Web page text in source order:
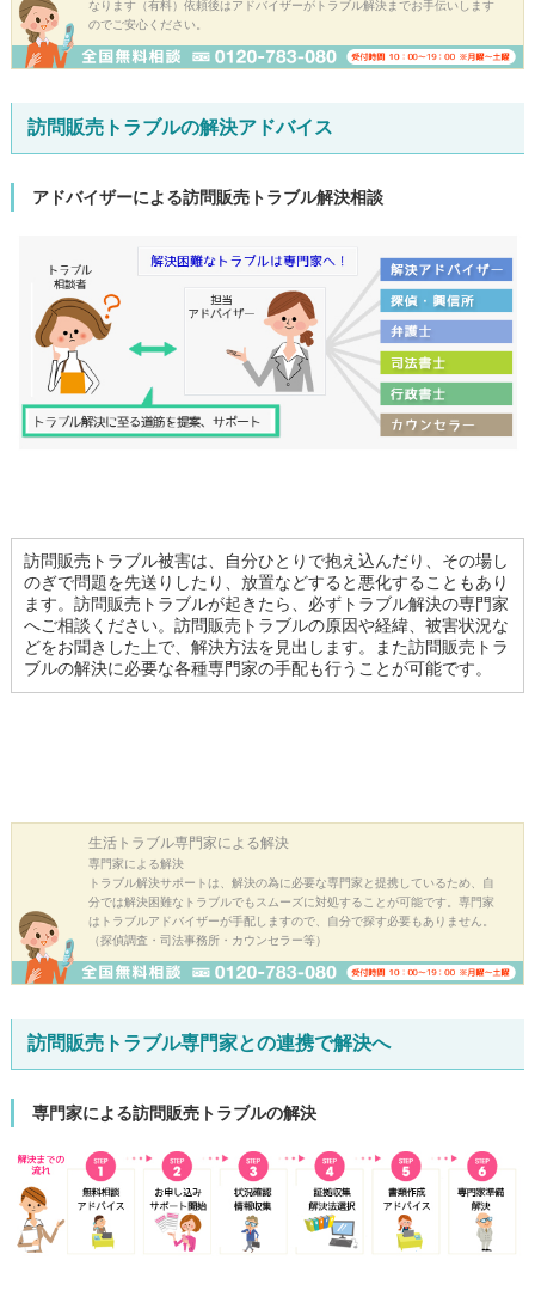
なります（有料）依頼後はアドバイザーがトラブル解決までお手伝いします
のでご安心ください。
訪問販売トラブルの解決アドバイス
アドバイザーによる訪問販売トラブル解決相談
訪問販売トラブル被害は、自分ひとりで抱え込んだり、その場し
のぎで問題を先送りしたり、放置などすると悪化することもあり
ます。訪問販売トラブルが起きたら、必ずトラブル解決の専門家
へご相談ください。訪問販売トラブルの原因や経緯、被害状況な
どをお聞きした上で、解決方法を見出します。また訪問販売トラ
ブルの解決に必要な各種専門家の手配も行うことが可能です。
生活トラブル専門家による解決
専門家による解決
トラブル解決サポートは、解決の為に必要な専門家と提携しているため、自
分では解決困難なトラブルでもスムーズに対処することが可能です。専門家
はトラブルアドバイザーが手配しますので、自分で探す必要もありません。
（探偵調査・司法事務所・カウンセラー等）
訪問販売トラブル専門家との連携で解決へ
専門家による訪問販売トラブルの解決